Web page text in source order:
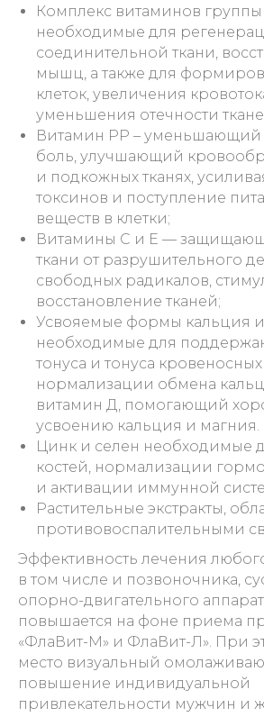
Комплекс витаминов группы
необходимые для
соединительной ткани,
мышц, а также для
клеток, увеличения
уменьшения отечности
Витамин РР – уменьшающий
боль, улучшающий
и подкожных тканях,
токсинов и поступление
веществ в клетки;
Витамины С и Е —
ткани от разрушительного
свободных радикалов,
восстановление тканей;
Усвояемые формы кальция и
необходимые для
тонуса и тонуса кровеносных
нормализации обмена
витамин Д, помогающий
усвоению кальция и магния.
Цинк и селен необходимые
костей, нормализации
и активации иммунной
Растительные экстракты,
противовоспалительными
Эффективность лечения
в том числе и позвоночника,
опорно-двигательного
повышается на фоне приема
«ФлаВит-М» и ФлаВит-Л». При
место визуальный
повышение индивидуальной
привлекательности мужчин и